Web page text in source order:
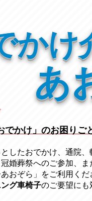
かけ
あ
でかけ」のお困りご
したおでかけ、通院
婚葬祭へのご参加、ま
おぞら」をご利用くだ
グ車椅子のご要望にも